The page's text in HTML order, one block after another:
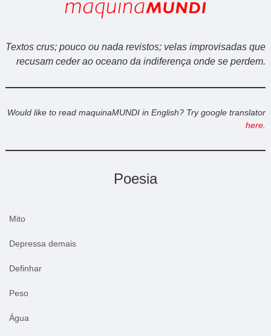
Textos crus; pouco ou nada revistos; velas improvisadas que
recusam ceder ao oceano da indiferença onde se perdem.
Would like to read maquinaMUNDI in English? Try google translator
here
Poesia
Mito
Depressa demais
Definhar
Peso
Água